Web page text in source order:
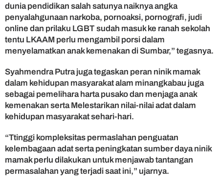
dunia pendidikan salah satunya naiknya angka
penyalahgunaan narkoba, pornoaksi, pornografi, judi
online dan prilaku LGBT sudah masuk ke ranah sekolah
tentu LKAAM perlu mengambil porsi dalam
menyelamatkan anak kemenakan di Sumbar,” tegasnya.
Syahmendra Putra juga tegaskan peran ninik mamak
dalam kehidupan masyarakat alam minangkabau juga
sebagai pemelihara harta pusako dan menjaga anak
kemenakan serta Melestarikan nilai-nilai adat dalam
kehidupan masyarakat sehari-hari.
“Ttinggi kompleksitas permaslahan penguatan
kelembagaan adat serta peningkatan sumber daya ninik
mamak perlu dilakukan untuk menjawab tantangan
permasalahan yang terjadi saat ini,” ujarnya.